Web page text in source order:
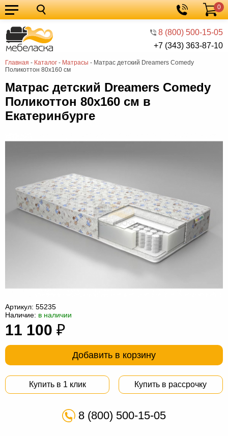
8 (800) 500-15-05
+7 (343) 363-87-10
Корзина
0
Главная - Каталог - Матрасы - Матрас детский Dreamers Comedy
Поликоттон 80х160 см
Кухонные
гарнитуры
Мебель
для
кухни
Мебель
для
спальни
Кровати
Шкафы
Диваны
Мягкая
гостиную
для
прихожей
Столы
Комоды
ванной
трансформер
Матрасы
ротанга
мебель
Косметологическое
оборудование
Матрас детский Dreamers Comedy
Поликоттон 80х160 см в
Екатеринбурге
Артикул: 55235
Наличие: в наличии
11 100 ₽
Добавить в корзину
Купить в 1 клик Купить в рассрочку
8 (800) 500-15-05